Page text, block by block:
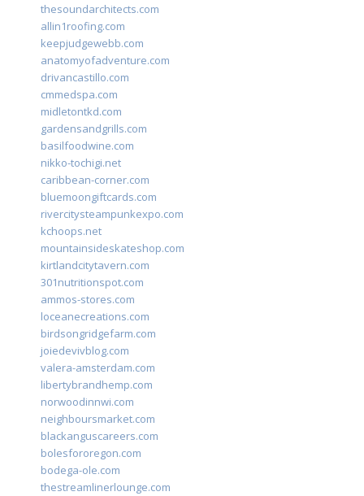
thesoundarchitects.com
allin1roofing.com
keepjudgewebb.com
anatomyofadventure.com
drivancastillo.com
cmmedspa.com
midletontkd.com
gardensandgrills.com
basilfoodwine.com
nikko-tochigi.net
caribbean-corner.com
bluemoongiftcards.com
rivercitysteampunkexpo.com
kchoops.net
mountainsideskateshop.com
kirtlandcitytavern.com
301nutritionspot.com
ammos-stores.com
loceanecreations.com
birdsongridgefarm.com
joiedevivblog.com
valera-amsterdam.com
libertybrandhemp.com
norwoodinnwi.com
neighboursmarket.com
blackanguscareers.com
bolesfororegon.com
bodega-ole.com
thestreamlinerlounge.com